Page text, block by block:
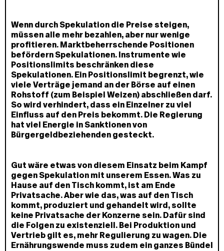
Wenn durch Spekulation die Preise steigen,
müssen alle mehr bezahlen, aber nur wenige
profitieren. Marktbeherrschende Positionen
befördern Spekulationen. Instrumente wie
Positionslimits beschränken diese
Spekulationen. Ein Positionslimit begrenzt, wie
viele Verträge jemand an der Börse auf einen
Rohstoff (zum Beispiel Weizen) abschließen darf.
So wird verhindert, dass ein Einzelner zu viel
Einfluss auf den Preis bekommt. Die Regierung
hat viel Energie in Sanktionen von
Bürgergeldbeziehenden gesteckt.
Gut wäre etwas von diesem Einsatz beim Kampf
gegen Spekulation mit unserem Essen. Was zu
Hause auf den Tisch kommt, ist am Ende
Privatsache. Aber wie das, was auf den Tisch
kommt, produziert und gehandelt wird, sollte
keine Privatsache der Konzerne sein. Dafür sind
die Folgen zu existenziell. Bei Produktion und
Vertrieb gilt es, mehr Regulierung zu wagen. Die
Ernährungswende muss zudem ein ganzes Bündel